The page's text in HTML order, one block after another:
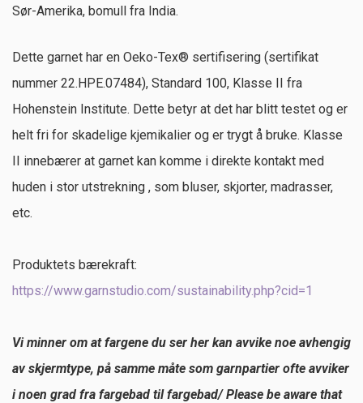
Sør-Amerika, bomull fra India.
Dette garnet har en Oeko-Tex® sertifisering (sertifikat
nummer 22.HPE.07484), Standard 100, Klasse II fra
Hohenstein Institute. Dette betyr at det har blitt testet og er
helt fri for skadelige kjemikalier og er trygt å bruke. Klasse
II innebærer at garnet kan komme i direkte kontakt med
huden i stor utstrekning , som bluser, skjorter, madrasser,
etc.
Produktets bærekraft:
https://www.garnstudio.com/sustainability.php?cid=1
Vi minner om at fargene du ser her kan avvike noe avhengig
av skjermtype, på samme måte som garnpartier ofte avviker
i noen grad fra fargebad til fargebad/ Please be aware that